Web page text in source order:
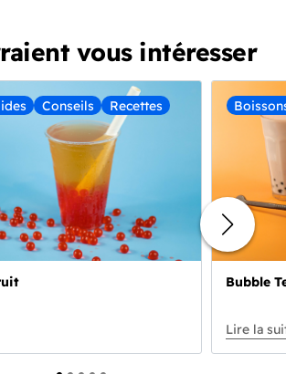
vous intéresser
Conseils Recettes
Bubble